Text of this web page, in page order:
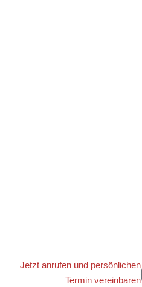
Jetzt anrufen und persönlichen
Termin vereinbaren